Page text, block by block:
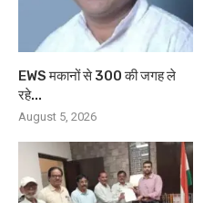
EWS मकानों से 300 की जगह ले
रहे...
August 5, 2026